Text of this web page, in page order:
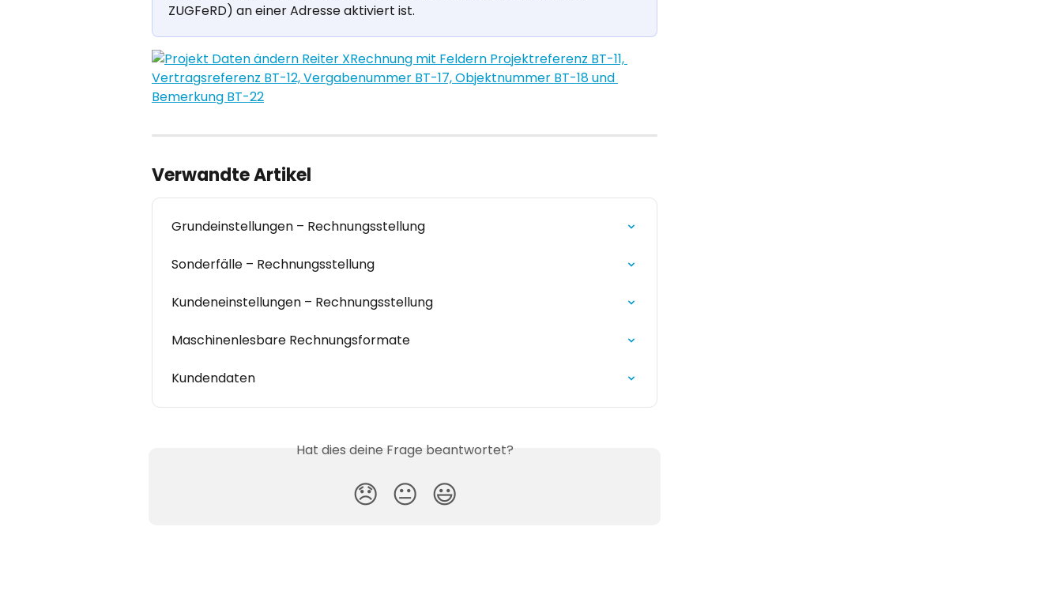
ZUGFeRD) an einer Adresse aktiviert ist.
Verwandte Artikel
Grundeinstellungen – Rechnungsstellung
Sonderfälle – Rechnungsstellung
Kundeneinstellungen – Rechnungsstellung
Maschinenlesbare Rechnungsformate
Kundendaten
Hat dies deine Frage beantwortet?
😞 😐 😃